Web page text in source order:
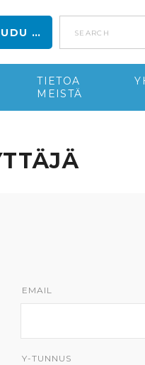
search
TIETOA
MEISTÄ
EMAIL
Y-TUNNUS